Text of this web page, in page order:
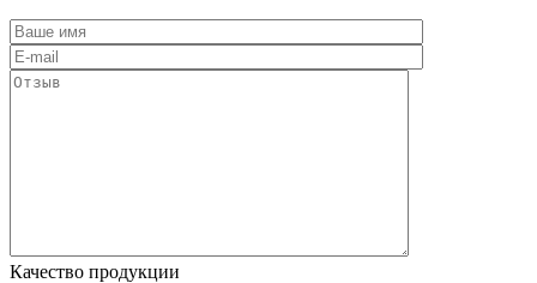
Качество продукции